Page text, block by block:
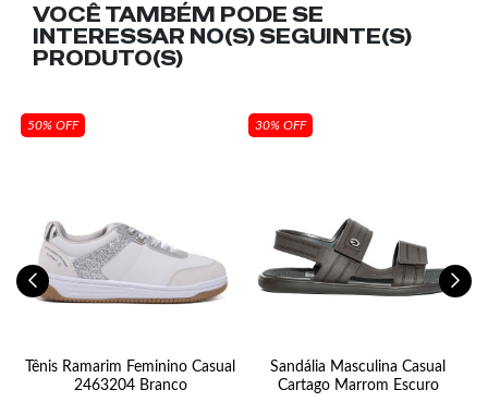
VOCÊ TAMBÉM PODE SE
INTERESSAR NO(S) SEGUINTE(S)
PRODUTO(S)
50% OFF
Tênis Ramarim Feminino Casual
2463204 Branco
30% OFF
Sandália Masculina Casual
Cartago Marrom Escuro